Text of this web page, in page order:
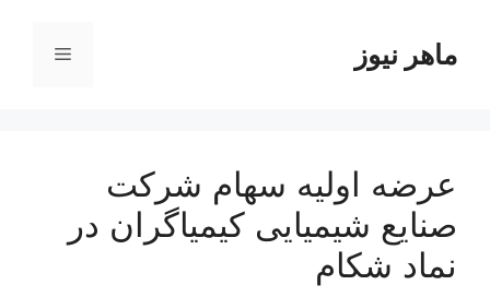
محتواماهر نیوز فهرست
عرضه اولیه سهام شرکت
صنایع شیمیایی کیمیاگران در
نماد شکام